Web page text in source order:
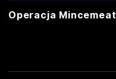
Operacja Mincemeat